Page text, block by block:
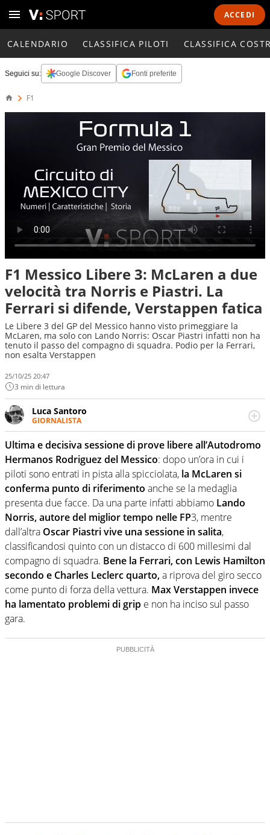
ACCEDI
CALENDARIO CLASSIFICA PILOTI CLASSIFICA
Seguici su: Google Discover Fonti preferite
F1
F1 Messico Libere 3: McLaren a due
velocità tra Norris e Piastri. La
Ferrari si difende, Verstappen fatica
Le Libere 3 del GP del Messico hanno visto primeggiare la
McLaren, ma solo con Lando Norris: Oscar Piastri infatti non ha
tenuto il passo del compagno di squadra. Podio per la Ferrari,
non esalta Verstappen
25/10/25 20:47
3 min di lettura
Luca Santoro
GIORNALISTA
Esperto di Motorsport ma, più in generale, appassionato
di tutto ciò che sia Sport, anche senza il Motor. Dà il
meglio di sé quando la strada fa largo alle due o alle
quattro ruote
Ultima e decisiva sessione di prove libere all’Autodromo
Hermanos Rodriguez del Messico: dopo un’ora in cui i
piloti sono entrati in pista alla spicciolata, la McLaren si
conferma punto di riferimento anche se la medaglia
presenta due facce. Da una parte infatti abbiamo Lando
Norris, autore del miglior tempo nelle FP3, mentre
dall’altra Oscar Piastri vive una sessione in salita,
classificandosi quinto con un distacco di 600 millesimi dal
compagno di squadra. Bene la Ferrari, con Lewis Hamilton
secondo e Charles Leclerc quarto,a riprova del giro secco
come punto di forza della vettura. Max Verstappen invece
ha lamentato problemi di grip e non ha inciso sul passo
gara.